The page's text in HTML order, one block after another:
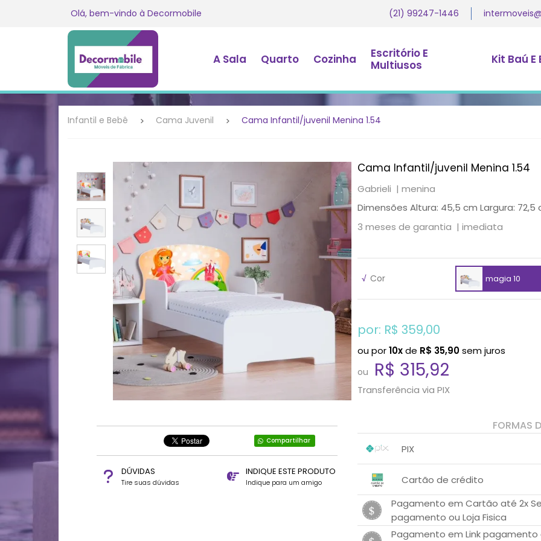
Olá, bem-vindo à Decormobile (21) 99247-1446
A Sala Quarto Cozinha
Escritório E
Multiusos
Kit Baú E
Infantil e Bebê Cama Juvenil Cama Infantil/juvenil Menina 1.54
Compartilhar
DÚVIDAS
Tire suas dúvidas
INDIQUE ESTE PRODUTO
Indique para um amigo
Cama Infantil/juvenil Menina 1.54
Gabrieli | menina
Dimensões Altura: 45,5 cm Largura:
3 meses de garantia | imediata
√ Cor magia 10
por: R$ 359,00
ou por10xde R$ 35,90sem juros
ou R$ 315,92
Transferência via PIX
FORMAS
PIX
Cartão de crédito
1x sem juros de R$ 359,00
2x sem juros de R$ 179,50
3x sem juros de R$ 119,67
Pagamento em Cartão até 2x
pagamento ou Loja Fisica
1x sem juros de R$ 341,05
...
Pagamento em Link pagamento